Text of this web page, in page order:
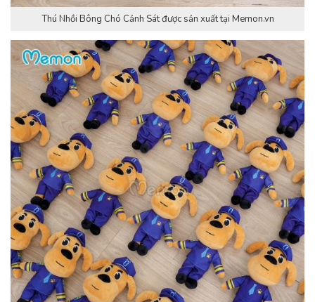
Thú Nhồi Bông Chó Cảnh Sát được sản xuất tại Memon.vn